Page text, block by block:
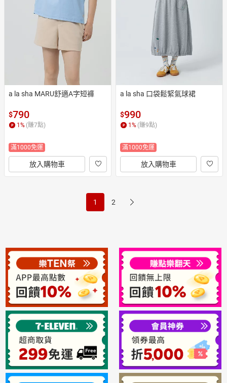
a la sha MARU舒適A字短褲
$790
1 % (賺7點)
滿1000免運
放入購物車
a la sha 口袋鬆緊氣球裙
$990
1 % (賺9點)
滿1000免運
放入購物車
1 2